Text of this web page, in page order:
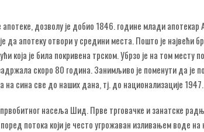
дозволу је добио 1846. године млади апотекар
да апотеку отвори у средини места. Пошто је највећи
која је била покривена трском. Убрзо је на том месту
скоро 80 година. Занимљиво је поменути да је
сина све до наших дана, тј. до национализације
насеља Шид. Прве трговачке и занатске
потока који је често угрожаван изливањем воде